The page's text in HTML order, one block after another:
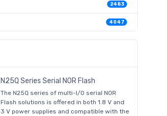
2483
4047
N25Q Series Serial NOR Flash
The N25Q series of multi-I/O serial NOR
Flash solutions is offered in both 1.8 V and
3 V power supplies and compatible with the